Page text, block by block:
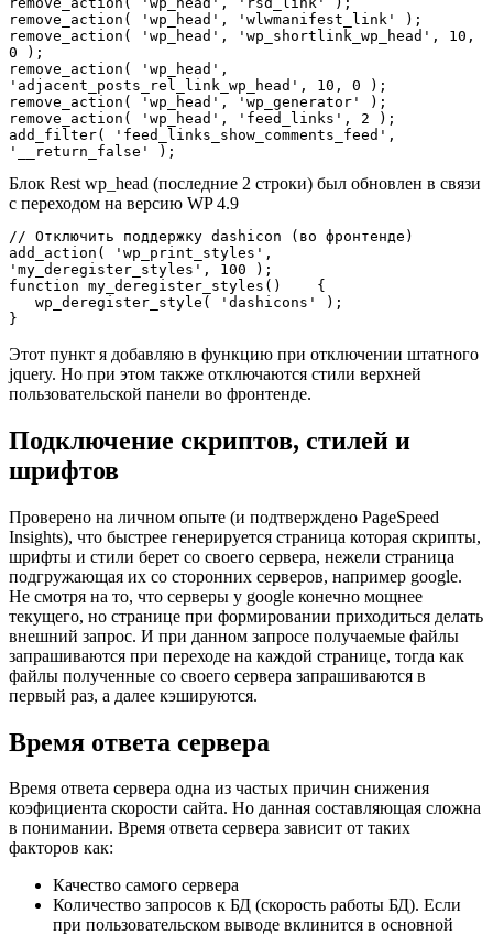
remove_action( 'wp_head', 'wlwmanifest_link' );
remove_action( 'wp_head', 'wp_shortlink_wp_head', 10,
0 );
remove_action( 'wp_head',
'adjacent_posts_rel_link_wp_head', 10, 0 );
remove_action( 'wp_head', 'wp_generator' );
remove_action( 'wp_head', 'feed_links', 2 );
add_filter( 'feed_links_show_comments_feed',
'__return_false' );
Блок Rest wp_head (последние 2 строки) был обновлен в связи
с переходом на версию WP 4.9
// Отключить поддержку dashicon (во фронтенде)
add_action( 'wp_print_styles',
'my_deregister_styles', 100 );
function my_deregister_styles()    {
}
Этот пункт я добавляю в функцию при отключении штатного
jquery. Но при этом также отключаются стили верхней
пользовательской панели во фронтенде.
Подключение скриптов, стилей и
шрифтов
Проверено на личном опыте (и подтверждено PageSpeed
Insights), что быстрее генерируется страница которая скрипты,
шрифты и стили берет со своего сервера, нежели страница
подгружающая их со сторонних серверов, например google.
Не смотря на то, что серверы у google конечно мощнее
текущего, но странице при формировании приходиться делать
внешний запрос. И при данном запросе получаемые файлы
запрашиваются при переходе на каждой странице, тогда как
файлы полученные со своего сервера запрашиваются в
первый раз, а далее кэшируются.
Время ответа сервера
Время ответа сервера одна из частых причин снижения
коэфициента скорости сайта. Но данная составляющая сложна
в понимании. Время ответа сервера зависит от таких
факторов как:
Качество самого сервера
Количество запросов к БД (скорость работы БД). Если
при пользовательском выводе вклинится в основной